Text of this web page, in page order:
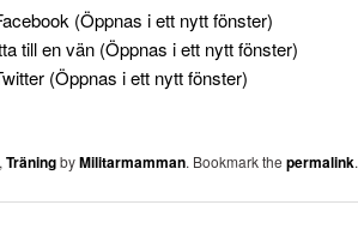
(Öppnas i ett nytt fönster)
till en vän (Öppnas i ett nytt fönster)
(Öppnas i ett nytt fönster)
, TräningbyMilitarmamman. Bookmark the permalink.